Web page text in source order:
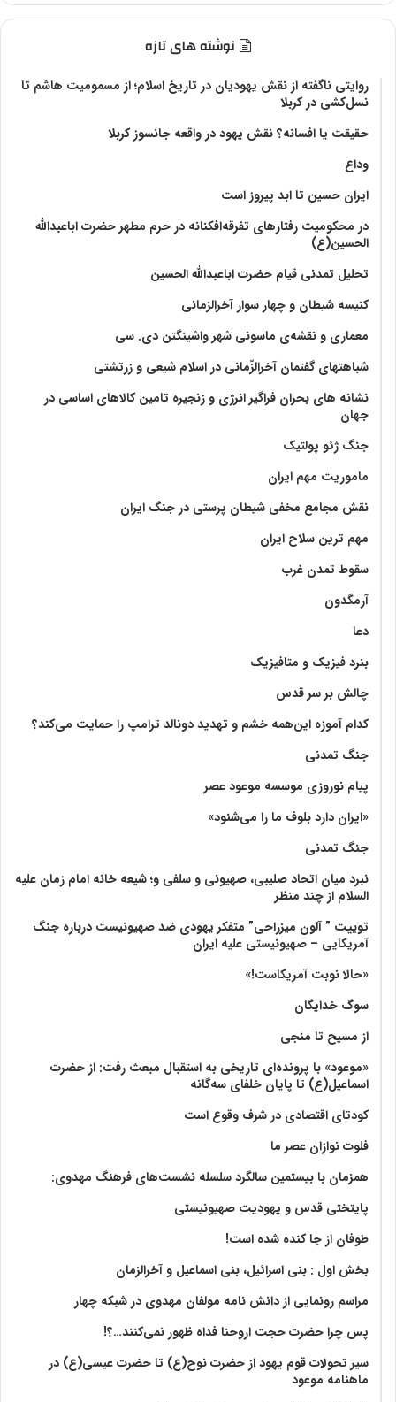
نوشته های تازه
روایتی ناگفته از نقش یهودیان در تاریخ اسلام؛ از مسمومیت هاشم تا
نسل‌کشی در کربلا
حقیقت یا افسانه؟‌ نقش یهود در واقعه جانسوز کربلا
وداع
ایران حسین تا ابد پیروز است
در محکومیت رفتارهای تفرقه‌افکنانه در حرم مطهر حضرت اباعبدالله
الحسین(ع)
تحلیل تمدنی قیام حضرت اباعبدالله الحسین
کنیسه شیطان و چهار سوار آخرالزمانی
معماری و نقشه‌ی ماسونی شهر واشينگتن دی. سی
شباهتهای گفتمان آخر‌الزّمانی در اسلام شیعی و زرتشتی
نشانه های بحران فراگیر انرژی و زنجیره تامین کالاهای اساسی در
جهان
جنگ ژئو پولتیک
ماموریت مهم ایران
نقش مجامع مخفی شیطان پرستی در جنگ ایران
مهم ترین سلاح ایران
سقوط تمدن غرب
آرمگدون
دعا
بنرد فیزیک و متافیزیک
چالش بر سر قدس
کدام آموزه این‌همه خشم و تهدید دونالد ترامپ را حمایت می‌کند؟
جنگ تمدنی
پیام نوروزی موسسه موعود عصر
«ایران دارد بلوف ما را می‌شنود»
جنگ تمدنی
نبرد میان اتحاد صلیبی، صهیونی و سلفی و؛ شیعه خانه امام زمان علیه
السلام از چند منظر
توییت ” آلون میزراحی” متفکر یهودی ضد صهیونیست درباره جنگ
آمریکایی – صهیونیستی علیه ایران
«حالا نوبت آمریکاست!»
سوگ خدایگان
از مسیح تا منجی
«موعود» با پرونده‌ای تاریخی به استقبال مبعث رفت: از حضرت
اسماعیل(ع) تا پایان خلفای سه‌گانه
کودتای اقتصادی در شرف وقوع است
فلوت نوازان عصر ما
همزمان با بیستمین سالگرد سلسله نشست‌های فرهنگ مهدوی:‌
پایتختی قدس و یهودیت صهیونیستی
طوفان از جا کنده شده است!
بخش اول : بنی اسرائیل، بنی اسماعیل و آخرالزمان
مراسم رونمایی از دانش نامه مولفان مهدوی در شبکه چهار
پس چرا حضرت حجت اروحنا فداه ظهور نمی‌کنند…؟!
سیر تحولات قوم یهود از حضرت نوح(ع) تا حضرت عیسی(ع) در
ماهنامه موعود